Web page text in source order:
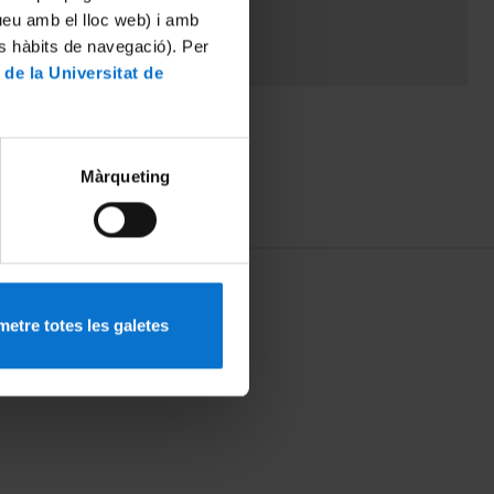
amb el lloc web) i amb
hàbits de navegació). Per
la Universitat de
Màrqueting
totes les galetes